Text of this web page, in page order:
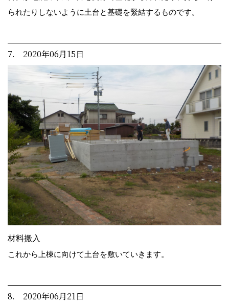
られたりしないように土台と基礎を緊結するものです。
7. 2020年06月15日
材料搬入
これから上棟に向けて土台を敷いていきます。
8. 2020年06月21日